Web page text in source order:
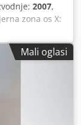
2007,
zona os X:
Os Y: 2.000
i stanju
PH10 TP20
Mali oglasi